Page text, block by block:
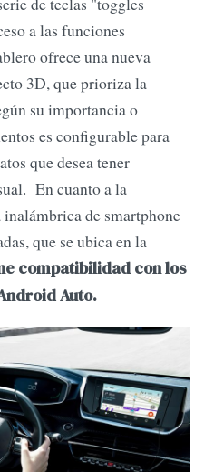
a las funciones
ofrece una nueva
3D, que prioriza la
su importancia o
es configurable para
que desea tener
En cuanto a la
de smartphone
que se ubica en la
compatibilidad con los
Auto.